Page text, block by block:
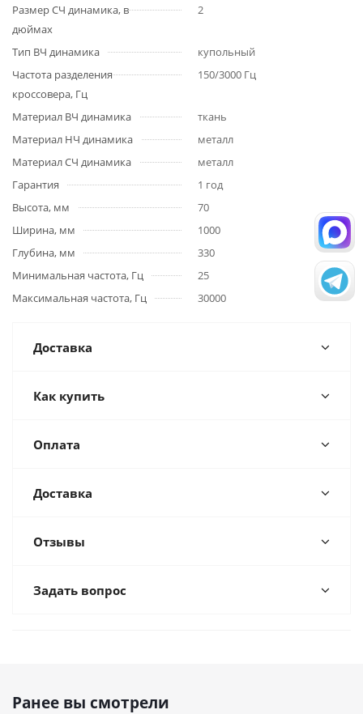
Размер СЧ динамика, в
дюймах
2
Тип ВЧ динамика
купольный
Частота разделения
кроссовера, Гц
150/3000 Гц
Материал ВЧ динамика
ткань
Материал НЧ динамика
металл
Материал СЧ динамика
металл
Гарантия
1 год
Высота, мм
70
Ширина, мм
1000
Глубина, мм
330
Минимальная частота, Гц
25
Максимальная частота, Гц
30000
Доставка
Как купить
Оплата
Доставка
Отзывы
Задать вопрос
Ранее вы смотрели